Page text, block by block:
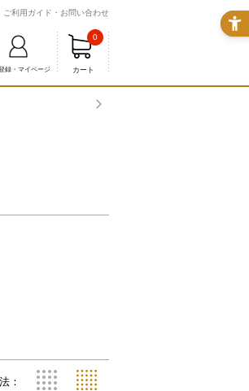
ご利用ガイド・お問い合わせ
録・マイページ カート
0
：